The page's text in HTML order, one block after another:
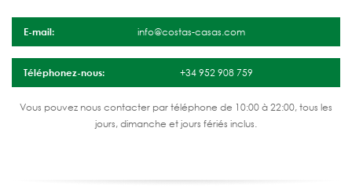
E-mail: info@costas-casas.com
Téléphonez-nous: +34 952 908 759
Vous pouvez nous contacter par téléphone de 10:00 à 22:00, tous les
jours, dimanche et jours fériés inclus.